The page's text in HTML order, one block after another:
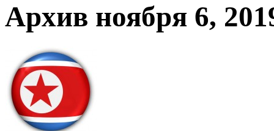
Архив ноября 6,